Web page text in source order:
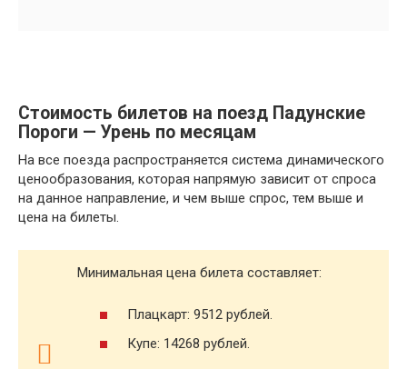
Стоимость билетов на поезд Падунские
Пороги — Урень по месяцам
На все поезда распространяется система динамического
ценообразования, которая напрямую зависит от спроса
на данное направление, и чем выше спрос, тем выше и
цена на билеты.
Минимальная цена билета составляет:
Плацкарт: 9512 рублей.
Купе: 14268 рублей.